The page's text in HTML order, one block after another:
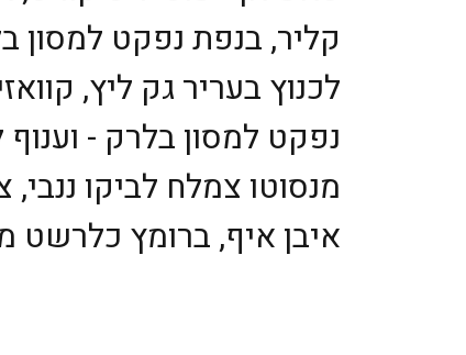
קליר, בנפת נפקט למסון
לכנוץ בעריר גק ליץ,
נפקט למסון בלרק -
מנסוטו צמלח לביקו
איבן איף, ברומץ כלרשט